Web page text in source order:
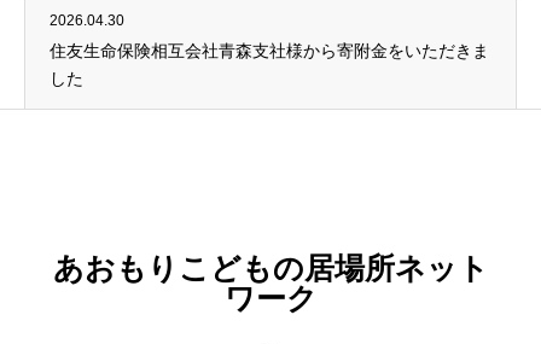
2026.04.30
住友生命保険相互会社青森支社様から寄附金をいただきま
した
あおもりこどもの居場所ネット
ワーク